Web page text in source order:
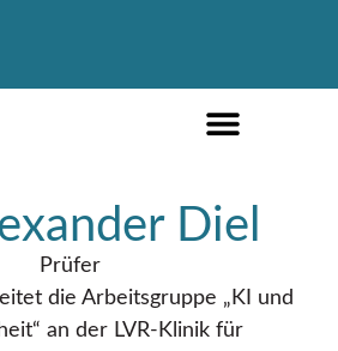
Diel
Prüfer
die Arbeitsgruppe „KI und
an der LVR-Klinik für